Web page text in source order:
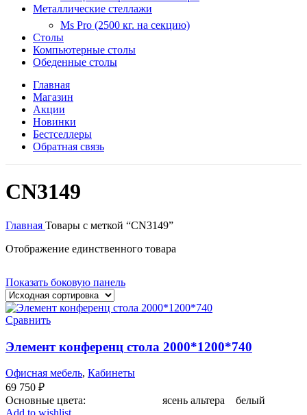
Металлические стеллажи
Ms Pro (2500 кг. на секцию)
Столы
Компьютерные столы
Обеденные столы
Главная
Магазин
Акции
Новинки
Бестселлеры
Обратная связь
CN3149
Главная Товары с меткой “CN3149”
Отображение единственного товара
Показать боковую панель
Сравнить
Элемент конференц стола 2000*1200*740
Офисная мебель, Кабинеты
69 750 ₽
Основные цвета: ясень альтера белый